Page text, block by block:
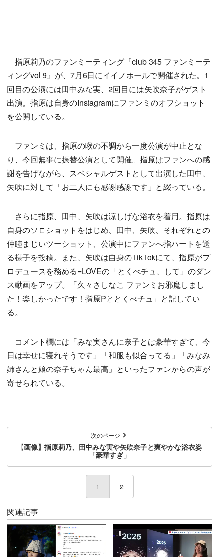
指原莉乃のファンミーティング『club 345 ファンミーテ
ィングvol 9』が、7月6日にイイノホールで開催された。1
回目の公演には田中みな実、2回目には矢吹奈子がゲスト
出演。指原は自身のInstagramにファンミのオフショット
を公開している。
ファンミは、指原の喉の不調から一度公演が中止とな
り、今回無事に振替公演として開催。指原はファンへの感
謝を告げながら、スペシャルゲストとして出演した田中、
矢吹に対して「お二人にも感謝感謝です」と綴っている。
さらに指原、田中、矢吹は涼しげな浴衣を着用。指原は
自身のソロショットをはじめ、田中、矢吹、それぞれとの
仲睦まじいツーショット、公演中にファンへ指ハートを送
る様子を投稿。また、矢吹は自身のTikTokにて、指原がプ
ロデュースを務める=LOVEの「とくべチュ、して」のダン
ス動画をアップ。「久々さしなこ ファンミお邪魔しまし
た！楽しかったです！指原Pととくべチュ」と記してい
る。
コメント欄には「みな実さんに奈子とは豪華すぎて、今
日は幸せに寝れそうです」「和服も似合ってる」「みなみ
姉さんと娘の奈子ちゃん最高」といったファンからの声が
寄せられている。
次のページ
【画像】指原莉乃、田中みな実や矢吹奈子と爽やかな浴衣姿
「豪華すぎ」
1 (current)
2
関連記事